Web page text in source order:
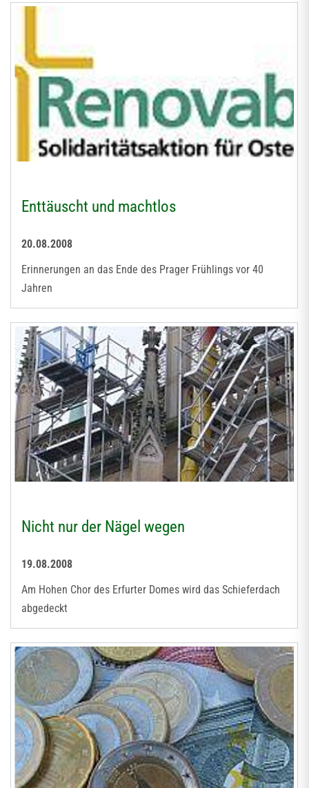
Enttäuscht und machtlos
20.08.2008
Erinnerungen an das Ende des Prager Frühlings vor 40
Jahren
Nicht nur der Nägel wegen
19.08.2008
Am Hohen Chor des Erfurter Domes wird das Schieferdach
abgedeckt